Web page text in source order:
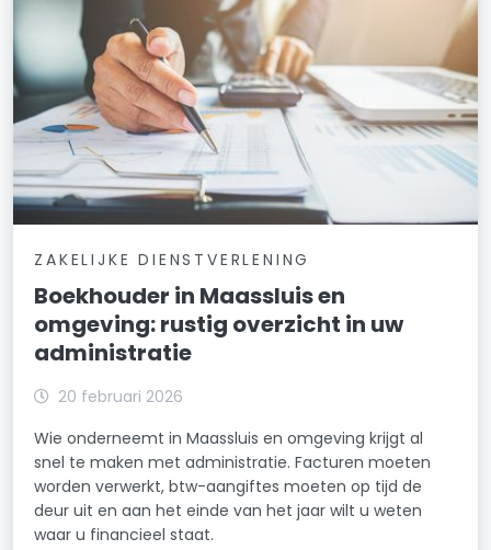
ZAKELIJKE DIENSTVERLENING
Boekhouder in Maassluis en
omgeving: rustig overzicht in uw
administratie
20 februari 2026
Wie onderneemt in Maassluis en omgeving krijgt al
snel te maken met administratie. Facturen moeten
worden verwerkt, btw-aangiftes moeten op tijd de
deur uit en aan het einde van het jaar wilt u weten
waar u financieel staat.